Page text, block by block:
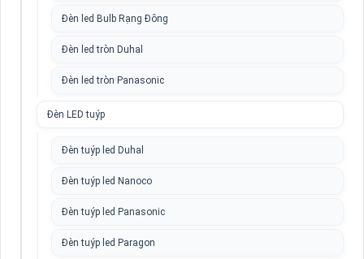
Đèn led Bulb Rạng Đông
Đèn led tròn Duhal
Đèn led tròn Panasonic
Đèn LED tuýp
Đèn tuýp led Duhal
Đèn tuýp led Nanoco
Đèn tuýp led Panasonic
Đèn tuýp led Paragon